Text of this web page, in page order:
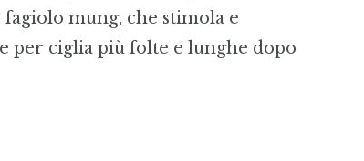
mung, che stimola e
per ciglia più folte e lunghe dopo